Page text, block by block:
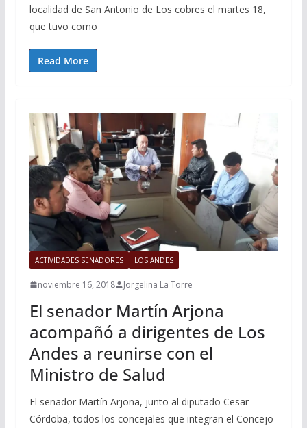
localidad de San Antonio de Los cobres el martes 18,
que tuvo como
Read More
ACTIVIDADES SENADORES LOS ANDES
noviembre 16, 2018 Jorgelina La Torre
El senador Martín Arjona
acompañó a dirigentes de Los
Andes a reunirse con el
Ministro de Salud
El senador Martín Arjona, junto al diputado Cesar
Córdoba, todos los concejales que integran el Concejo